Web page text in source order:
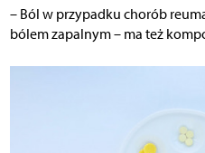
– Ból w przypadku chorób
bólem zapalnym – ma też